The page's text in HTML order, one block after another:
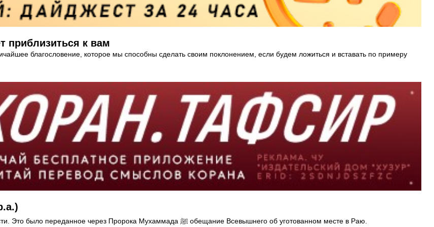
приблизиться к вам
благословение, которое мы способны сделать своим поклонением, если будем ложиться и вставать по примеру
Умар бин Хаттаб (р.а.) при жизни был удостоен самой счастливой вести. Это было переданное через Пророка Мухаммада ﷺ обещание Всевышнего об уготованном месте в Раю.